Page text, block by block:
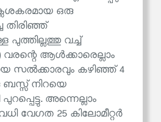
ഒരു
തിരിഞ്ഞ്
പുത്തില്ലത്തു വച്ച്
ആൾക്കാരെല്ലാം
സൽക്കാരവും കഴിഞ്ഞ് 4
നിറയെ
അന്നെല്ലാം
വേഗത 25 കിലോമീറ്റർ